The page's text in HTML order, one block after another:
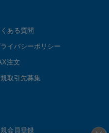
ある質問
イバシーポリシー
注文
取引先募集
会員登録